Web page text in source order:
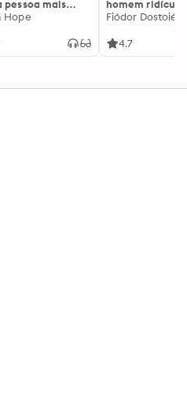
pessoa mais
Hope
homem ridículo
Fiódor
4.7